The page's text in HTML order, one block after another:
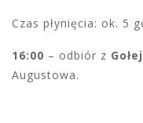
Czas płynięcia: ok. 5
16:00 – odbiór z
Augustowa.